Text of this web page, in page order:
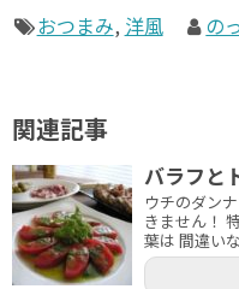
おつまみ, 洋風 の
関連記事
バラフと
ウチのダン
きません！
葉は 間違い